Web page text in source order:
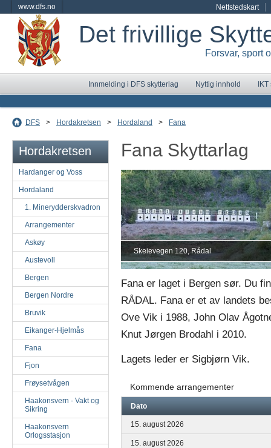
www.dfs.no Nettstedskart
Det frivillige
Forsvar, sport
Innmelding i DFS skytterlag Nyttig innhold
DFS > Hordakretsen > Hordaland > Fana
Hordakretsen
Hardanger og Voss
Hordaland
1. Minerydderskvadron
Arrangementer
Askøy
Austevoll
Bergen
Bergen Nordre
Bruvik
Eikanger-Hjelmås
Fana
Fjon
Frøysetvågen
Haakonsvern - Vakt og
Sikring
Haakonsvern
Orlogsstasjon
Fana Skyttarlag
Skeievegen 120, Rådal
Fana er laget i Bergen sør. Du
RÅDAL. Fana er et av landets
Ove Vik i 1988, John Olav
Knut Jørgen Brodahl i 2010.
Lagets leder er Sigbjørn Vik.
Kommende arrangementer
Dato
15. august 2026
15. august 2026